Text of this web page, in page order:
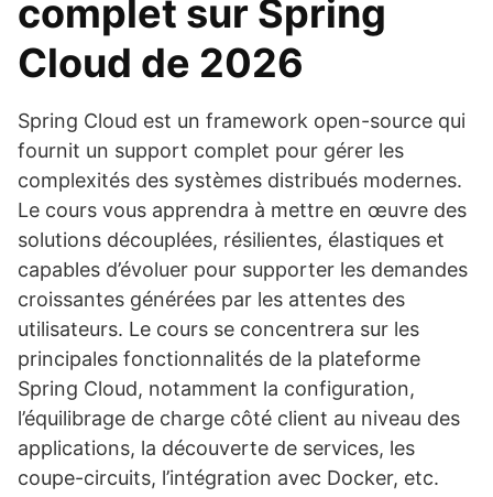
complet sur Spring
Cloud de 2026
Spring Cloud est un framework open-source qui
fournit un support complet pour gérer les
complexités des systèmes distribués modernes.
Le cours vous apprendra à mettre en œuvre des
solutions découplées, résilientes, élastiques et
capables d’évoluer pour supporter les demandes
croissantes générées par les attentes des
utilisateurs. Le cours se concentrera sur les
principales fonctionnalités de la plateforme
Spring Cloud, notamment la configuration,
l’équilibrage de charge côté client au niveau des
applications, la découverte de services, les
coupe-circuits, l’intégration avec Docker, etc.